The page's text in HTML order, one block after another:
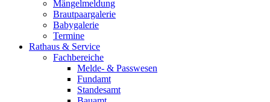
Mängelmeldung
Brautpaargalerie
Babygalerie
Termine
Rathaus & Service
Fachbereiche
Melde- & Passwesen
Fundamt
Standesamt